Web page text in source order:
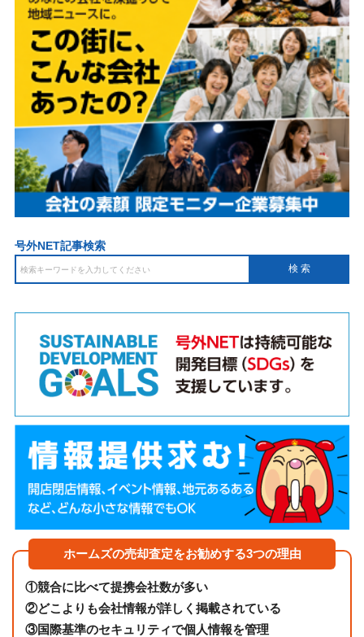
号外NET記事検索
ホームズの売却査定をお勧めする3つの理由
①競合に比べて提携会社数が多い
②どこよりも会社情報が詳しく掲載されている
③国際基準のセキュリティで個人情報を管理